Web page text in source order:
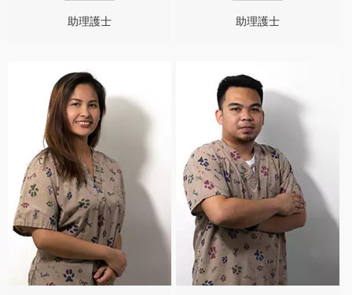
助理護士 助理護士